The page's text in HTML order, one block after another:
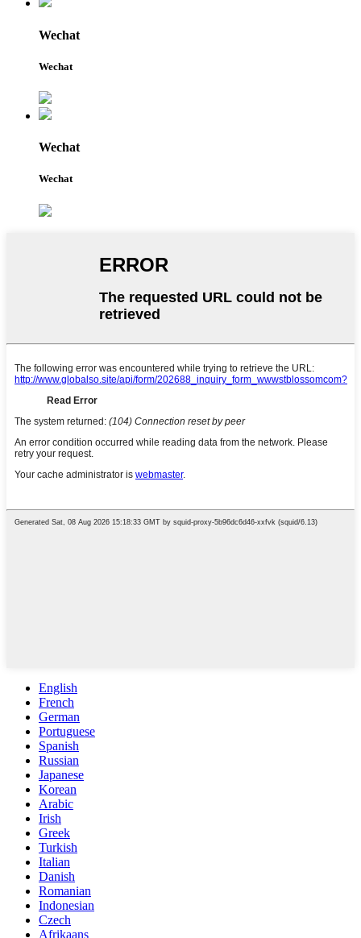
Wechat
Wechat
Wechat
Wechat
English
French
German
Portuguese
Spanish
Russian
Japanese
Korean
Arabic
Irish
Greek
Turkish
Italian
Danish
Romanian
Indonesian
Czech
Afrikaans